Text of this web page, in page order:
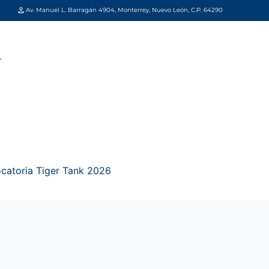
Av. Manuel L. Barragán 4904, Monterrey, Nuevo León, C.P. 64290
Tiger Tank 2026